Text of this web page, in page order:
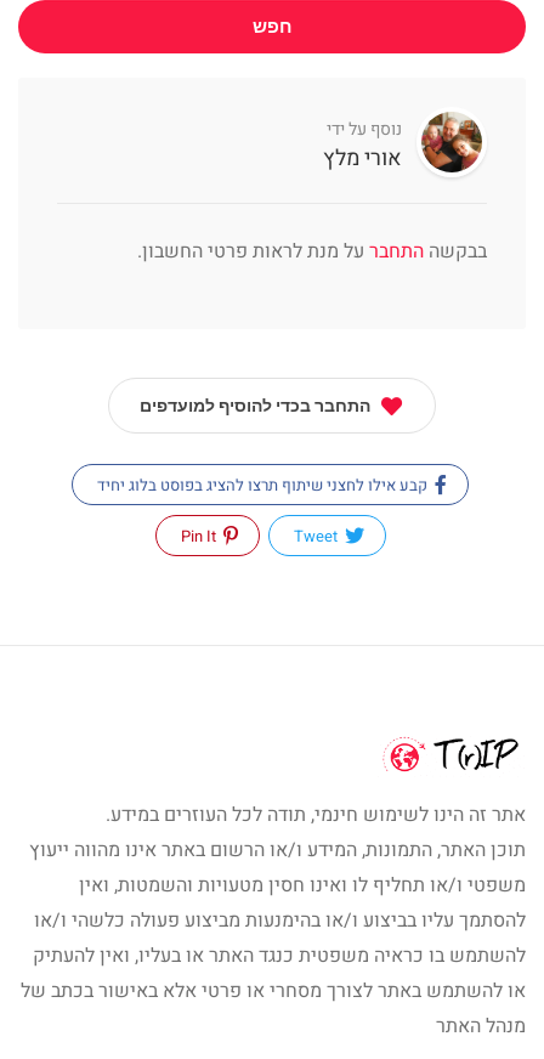
חפש
נוסף על ידי
אורי מלץ
בבקשה התחבר על מנת לראות פרטי החשבון.
התחבר בכדי להוסיף למועדפים
קבע אילו לחצני שיתוף תרצו להציג בפוסט בלוג יחיד
Tweet
Pin It
אתר זה הינו לשימוש חינמי, תודה לכל העוזרים במידע.
תוכן האתר, התמונות, המידע ו/או הרשום באתר אינו מהווה ייעוץ
משפטי ו/או תחליף לו ואינו חסין מטעויות והשמטות, ואין
להסתמך עליו בביצוע ו/או בהימנעות מביצוע פעולה כלשהי ו/או
להשתמש בו כראיה משפטית כנגד האתר או בעליו, ואין להעתיק
או להשתמש באתר לצורך מסחרי או פרטי אלא באישור בכתב של
מנהל האתר